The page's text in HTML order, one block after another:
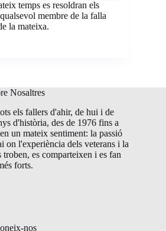
temps es resoldran els
membre de la falla
la mateixa.
Nosaltres
els fallers d'ahir, de hui i de
d'història, des de 1976 fins a
un mateix sentiment: la passió
on l'experiència dels veterans i la
troben, es comparteixen i es fan
forts.
nos